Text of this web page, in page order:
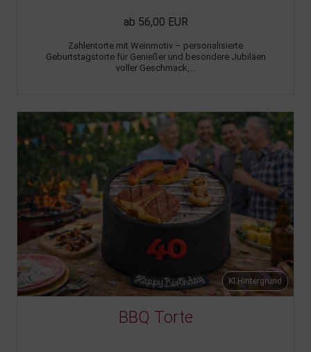
ab 56,00 EUR
Zahlentorte mit Weinmotiv – personalisierte
Geburtstagstorte für Genießer und besondere Jubiläen
voller Geschmack,...
KI Hintergrund
BBQ Torte